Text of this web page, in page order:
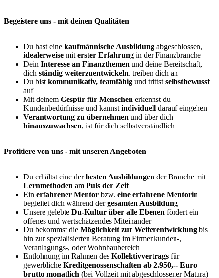
Begeistere uns - mit deinen Qualitäten
Du hast eine kaufmännische Ausbildung abgeschlossen,
idealerweise mit erster Erfahrung in der Finanzbranche
Dein Interesse an Finanzthemen und deine Bereitschaft,
dich ständig weiterzuentwickeln, treiben dich an
Du bist kommunikativ, teamfähig und trittst selbstbewusst
auf
Mit deinem Gespür für Menschen erkennst du
Kundenbedürfnisse und kannst individuell darauf eingehen
Verantwortung zu übernehmen und über dich
hinauszuwachsen, ist für dich selbstverständlich
Profitiere von uns - mit unseren Angeboten
Du erhältst eine derbesten Ausbildungen der Branche mit
Lernmethoden am Puls der Zeit
Ein erfahrener Mentor bzw. eine erfahrene Mentorin
begleitet dich während dergesamten Ausbildung
Unsere gelebte Du-Kultur über alle Ebenen fördert ein
offenes und wertschätzendes Miteinander
Du bekommst die Möglichkeit zur Weiterentwicklung bis
hin zur spezialisierten Beratung im Firmenkunden-,
Veranlagungs-, oder Wohnbaubereich
Entlohnung im Rahmen des Kollektivvertrags für
gewerbliche Kreditgenossenschaften ab 2.950,-- Euro
brutto monatlich (bei Vollzeit mit abgeschlossener Matura)